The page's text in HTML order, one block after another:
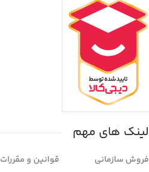
لینک های مهم
فروش سازمانی
قوانین و مقررات